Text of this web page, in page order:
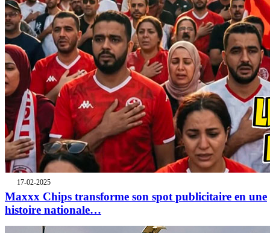
17-02-2025
Maxxx Chips transforme son spot publicitaire en une
histoire nationale…